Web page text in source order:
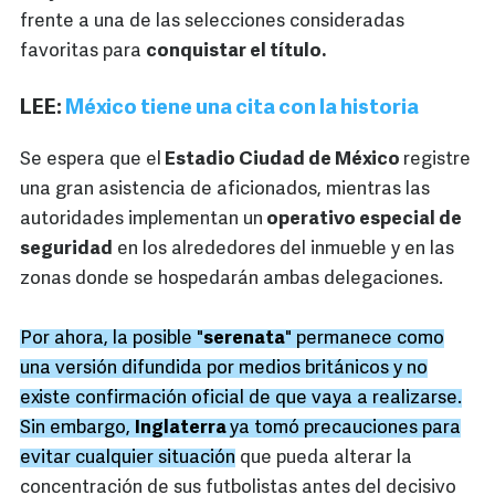
frente a una de las selecciones consideradas
favoritas para conquistar el título.
LEE: México tiene una cita con la historia
Se espera que el Estadio Ciudad de México registre
una gran asistencia de aficionados, mientras las
autoridades implementan un operativo especial de
seguridad en los alrededores del inmueble y en las
zonas donde se hospedarán ambas delegaciones.
Por ahora, la posible "serenata" permanece como
una versión difundida por medios británicos y no
existe confirmación oficial de que vaya a realizarse.
Sin embargo, Inglaterraya tomó precauciones para
evitar cualquier situación que pueda alterar la
concentración de sus futbolistas antes del decisivo